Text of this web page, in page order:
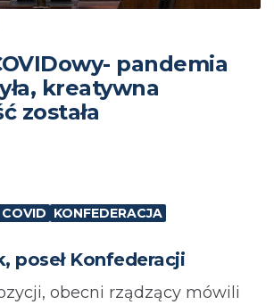
pandemia
kreatywna
została
COVID KONFEDERACJA
poseł Konfederacji
obecni rządzący mówili